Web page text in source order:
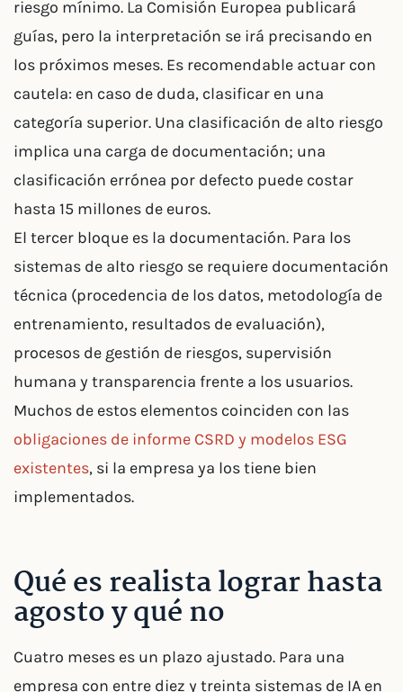
riesgo mínimo. La Comisión Europea publicará
guías, pero la interpretación se irá precisando en
los próximos meses. Es recomendable actuar con
cautela: en caso de duda, clasificar en una
categoría superior. Una clasificación de alto riesgo
implica una carga de documentación; una
clasificación errónea por defecto puede costar
hasta 15 millones de euros.
El tercer bloque es la documentación. Para los
sistemas de alto riesgo se requiere documentación
técnica (procedencia de los datos, metodología de
entrenamiento, resultados de evaluación),
procesos de gestión de riesgos, supervisión
humana y transparencia frente a los usuarios.
Muchos de estos elementos coinciden con las
obligaciones de informe CSRD y modelos ESG
existentes, si la empresa ya los tiene bien
implementados.
Qué es realista lograr hasta
agosto y qué no
Cuatro meses es un plazo ajustado. Para una
empresa con entre diez y treinta sistemas de IA en